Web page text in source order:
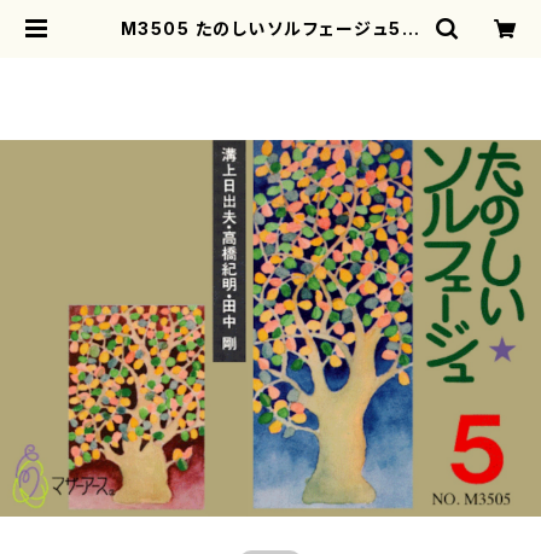
M3505 たのしいソルフェージュ5巻